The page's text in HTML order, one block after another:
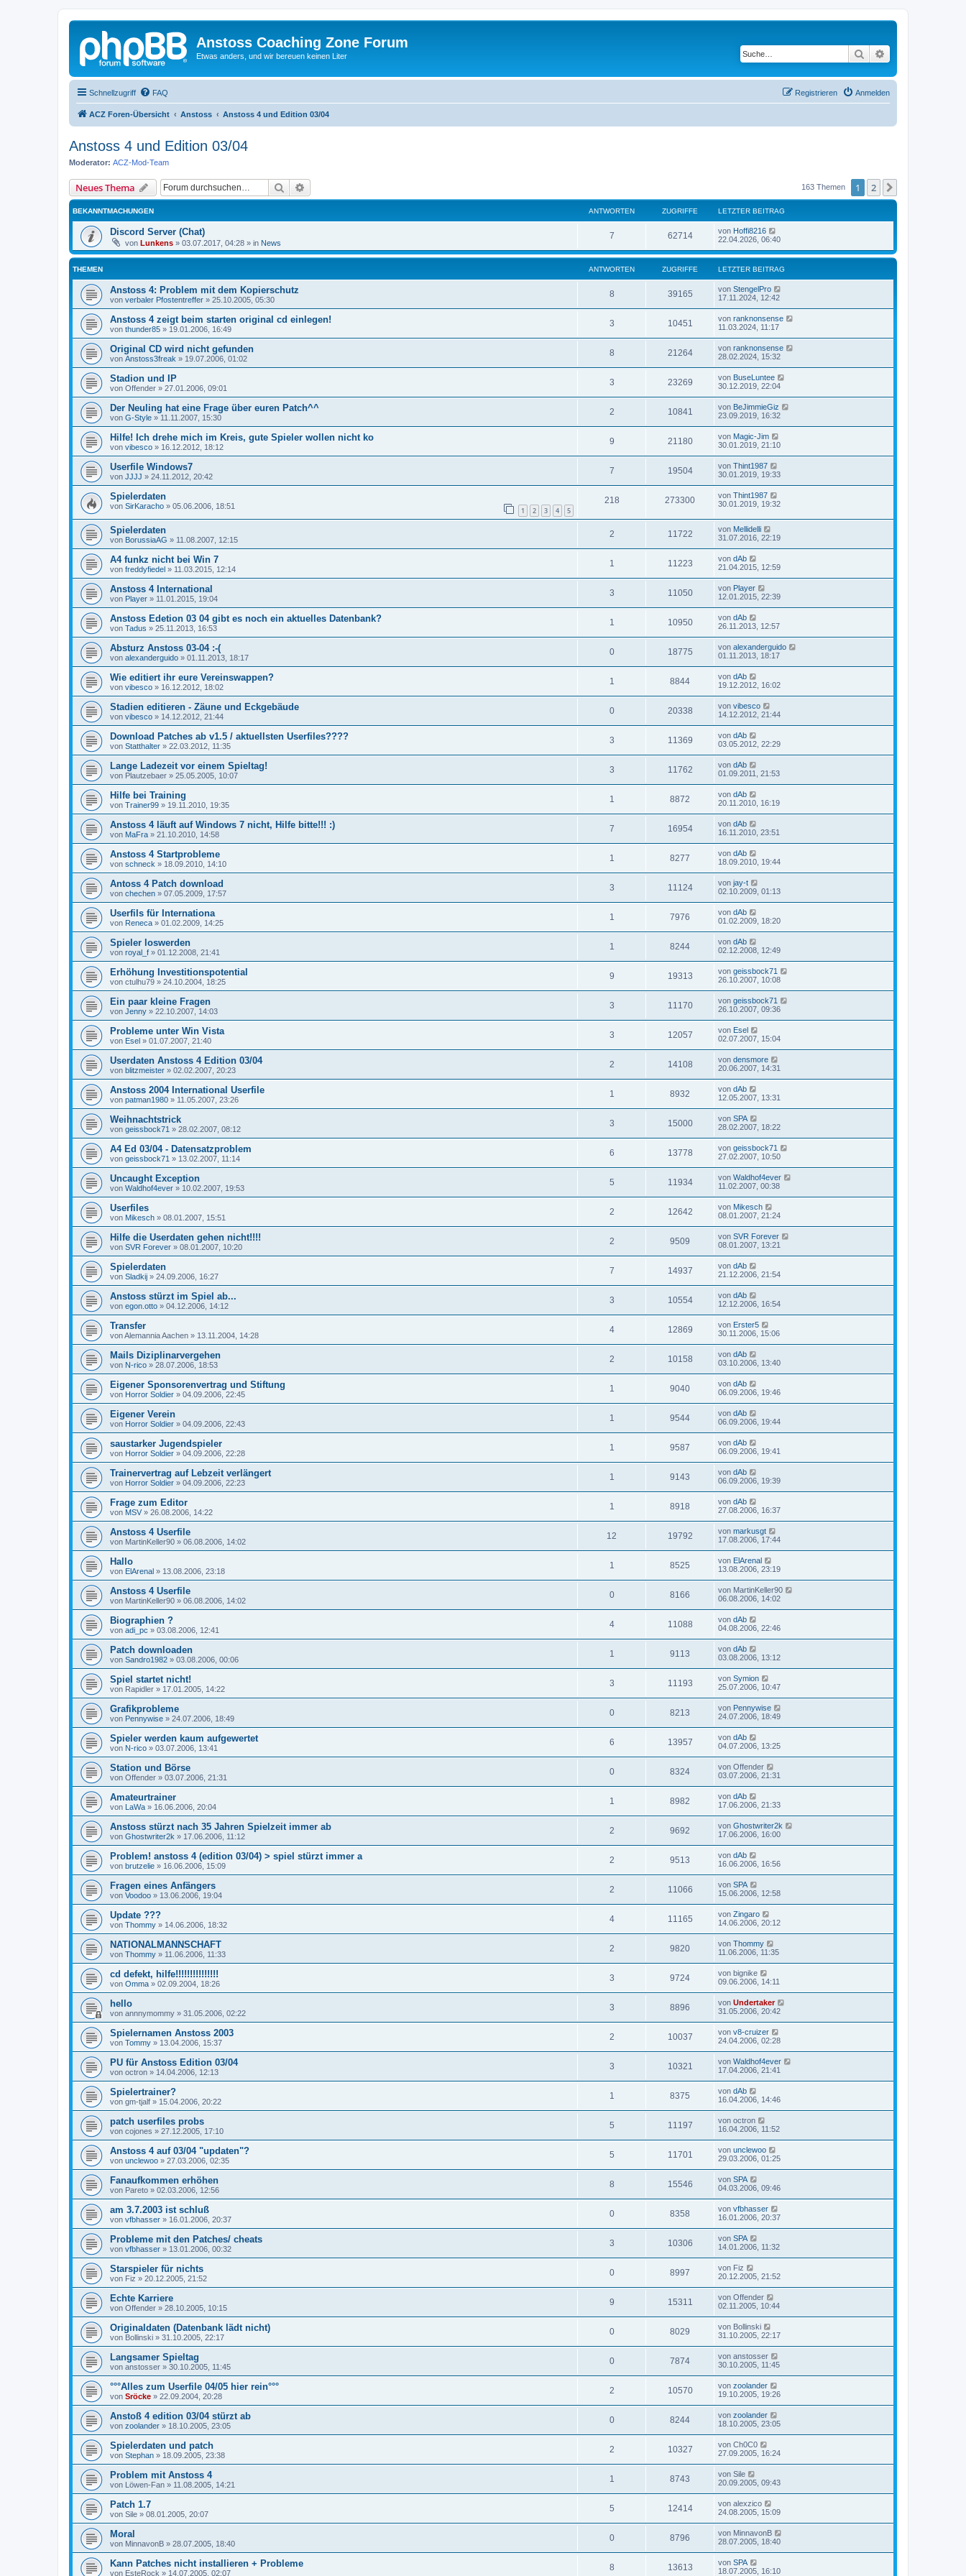
Anstoss Coaching Zone Forum
Etwas anders, und wir bereuen keinen Liter Suche
Schnellzugriff FAQ Anmelden
Registrieren
ACZ Foren-Übersicht Anstoss Anstoss 4 und Edition 03/04
Anstoss 4 und Edition 03/04
Moderator: ACZ-Mod-Team
Neues Thema Suche 163 Themen 1 2
BEKANNTMACHUNGEN ANTWORTEN ZUGRIFFE LETZTER BEITRAG
Discord Server (Chat)
von Lunkens » 03.07.2017, 04:28 » in News
7 62714 von Hoffi8216
22.04.2026, 06:40
THEMEN ANTWORTEN ZUGRIFFE LETZTER BEITRAG
Anstoss 4: Problem mit dem Kopierschutz
von verbaler Pfostentreffer » 25.10.2005, 05:30
8 39165 von StengelPro
17.11.2024, 12:42
Anstoss 4 zeigt beim starten original cd einlegen!
von thunder85 » 19.01.2006, 16:49
3 10451 von ranknonsense
11.03.2024, 11:17
Original CD wird nicht gefunden
von Anstoss3freak » 19.07.2006, 01:02
8 21264 von ranknonsense
28.02.2024, 15:32
Stadion und IP
von Offender » 27.01.2006, 09:01
3 23269 von BuseLuntee
30.12.2019, 22:04
Der Neuling hat eine Frage über euren Patch^^
von G-Style » 11.11.2007, 15:30
2 10841 von BeJimmieGiz
23.09.2019, 16:32
Hilfe! Ich drehe mich im Kreis, gute Spieler wollen nicht ko
von vibesco » 16.12.2012, 18:12
9 21180 von Magic-Jim
30.01.2019, 21:10
Userfile Windows7
von JJJJ » 24.11.2012, 20:42
7 19504 von Thint1987
30.01.2019, 19:33
Spielerdaten
von SirKaracho » 05.06.2006, 18:51 1 2 3 4 5
218 273300 von Thint1987
30.01.2019, 19:32
Spielerdaten
von BorussiaAG » 11.08.2007, 12:15
2 11722 von Mellidelli
31.07.2016, 22:19
A4 funkz nicht bei Win 7
von freddyfiedel » 11.03.2015, 12:14
1 11223 von dAb
21.04.2015, 12:59
Anstoss 4 International
von Player » 11.01.2015, 19:04
3 11050 von Player
12.01.2015, 22:39
Anstoss Edetion 03 04 gibt es noch ein aktuelles Datenbank?
von Tadus » 25.11.2013, 16:53
1 10950 von dAb
26.11.2013, 12:57
Absturz Anstoss 03-04 :-(
von alexanderguido » 01.11.2013, 18:17
0 18775 von alexanderguido
01.11.2013, 18:17
Wie editiert ihr eure Vereinswappen?
von vibesco » 16.12.2012, 18:02
1 8844 von dAb
19.12.2012, 16:02
Stadien editieren - Zäune und Eckgebäude
von vibesco » 14.12.2012, 21:44
0 20338 von vibesco
14.12.2012, 21:44
Download Patches ab v1.5 / aktuellsten Userfiles????
von Statthalter » 22.03.2012, 11:35
3 11369 von dAb
03.05.2012, 22:29
Lange Ladezeit vor einem Spieltag!
von Plautzebaer » 25.05.2005, 10:07
3 11762 von dAb
01.09.2011, 21:53
Hilfe bei Training
von Trainer99 » 19.11.2010, 19:35
1 8872 von dAb
20.11.2010, 16:19
Anstoss 4 läuft auf Windows 7 nicht, Hilfe bitte!!! :)
von MaFra » 21.10.2010, 14:58
7 16954 von dAb
16.11.2010, 23:51
Anstoss 4 Startprobleme
von schneck » 18.09.2010, 14:10
1 8277 von dAb
18.09.2010, 19:44
Antoss 4 Patch download
von chechen » 07.05.2009, 17:57
3 11124 von jay-t
02.10.2009, 01:13
Userfils für Internationa
von Reneca » 01.02.2009, 14:25
1 7976 von dAb
01.02.2009, 18:20
Spieler loswerden
von royal_f » 01.12.2008, 21:41
1 8244 von dAb
02.12.2008, 12:49
Erhöhung Investitionspotential
von ctulhu79 » 24.10.2004, 18:25
9 19313 von geissbock71
26.10.2007, 10:08
Ein paar kleine Fragen
von Jenny » 22.10.2007, 14:03
3 11170 von geissbock71
26.10.2007, 09:36
Probleme unter Win Vista
von Esel » 01.07.2007, 21:40
3 12057 von Esel
02.07.2007, 15:04
Userdaten Anstoss 4 Edition 03/04
von blitzmeister » 02.02.2007, 20:23
2 14108 von densmore
20.06.2007, 14:31
Anstoss 2004 International Userfile
von patman1980 » 11.05.2007, 23:26
1 8932 von dAb
12.05.2007, 13:31
Weihnachtstrick
von geissbock71 » 28.02.2007, 08:12
3 15000 von SPA
28.02.2007, 18:22
A4 Ed 03/04 - Datensatzproblem
von geissbock71 » 13.02.2007, 11:14
6 13778 von geissbock71
27.02.2007, 10:50
Uncaught Exception
von Waldhof4ever » 10.02.2007, 19:53
5 11934 von Waldhof4ever
11.02.2007, 00:38
Userfiles
von Mikesch » 08.01.2007, 15:51
2 12642 von Mikesch
08.01.2007, 21:24
Hilfe die Userdaten gehen nicht!!!!
von SVR Forever » 08.01.2007, 10:20
2 9509 von SVR Forever
08.01.2007, 13:21
Spielerdaten
von Sladkij » 24.09.2006, 16:27
7 14937 von dAb
21.12.2006, 21:54
Anstoss stürzt im Spiel ab...
von egon.otto » 04.12.2006, 14:12
3 10554 von dAb
12.12.2006, 16:54
Transfer
vonAlemannia Aachen » 13.11.2004, 14:28
4 12869 von Erster5
30.11.2006, 15:06
Mails Diziplinarvergehen
von N-rico » 28.07.2006, 18:53
2 10158 von dAb
03.10.2006, 13:40
Eigener Sponsorenvertrag und Stiftung
von Horror Soldier » 04.09.2006, 22:45
1 9040 von dAb
06.09.2006, 19:46
Eigener Verein
von Horror Soldier » 04.09.2006, 22:43
1 9544 von dAb
06.09.2006, 19:44
saustarker Jugendspieler
von Horror Soldier » 04.09.2006, 22:28
1 9587 von dAb
06.09.2006, 19:41
Trainervertrag auf Lebzeit verlängert
von Horror Soldier » 04.09.2006, 22:23
1 9143 von dAb
06.09.2006, 19:39
Frage zum Editor
von MSV » 26.08.2006, 14:22
1 8918 von dAb
27.08.2006, 16:37
Anstoss 4 Userfile
von MartinKeller90 » 06.08.2006, 14:02
12 19792 von markusgt
17.08.2006, 17:44
Hallo
von ElArenal » 13.08.2006, 23:18
1 8525 von ElArenal
13.08.2006, 23:19
Anstoss 4 Userfile
von MartinKeller90 » 06.08.2006, 14:02
0 8166 von MartinKeller90
06.08.2006, 14:02
Biographien ?
von adi_pc » 03.08.2006, 12:41
4 11088 von dAb
04.08.2006, 22:46
Patch downloaden
von Sandro1982 » 03.08.2006, 00:06
1 9113 von dAb
03.08.2006, 13:12
Spiel startet nicht!
von Rapidler » 17.01.2005, 14:22
3 11193 von Symion
25.07.2006, 10:47
Grafikprobleme
von Pennywise » 24.07.2006, 18:49
0 8213 von Pennywise
24.07.2006, 18:49
Spieler werden kaum aufgewertet
von N-rico » 03.07.2006, 13:41
6 13957 von dAb
04.07.2006, 13:25
Station und Börse
von Offender » 03.07.2006, 21:31
0 8324 von Offender
03.07.2006, 21:31
Amateurtrainer
von LaWa » 16.06.2006, 20:04
1 8982 von dAb
17.06.2006, 21:33
Anstoss stürzt nach 35 Jahren Spielzeit immer ab
von Ghostwriter2k » 17.06.2006, 11:12
2 9692 von Ghostwriter2k
17.06.2006, 16:00
Problem! anstoss 4 (edition 03/04) > spiel stürzt immer a
von brutzelie » 16.06.2006, 15:09
2 9513 von dAb
16.06.2006, 16:56
Fragen eines Anfängers
von Voodoo » 13.06.2006, 19:04
2 11066 von SPA
15.06.2006, 12:58
Update ???
von Thommy » 14.06.2006, 18:32
4 11165 von Zingaro
14.06.2006, 20:12
NATIONALMANNSCHAFT
von Thommy » 11.06.2006, 11:33
2 9820 von Thommy
11.06.2006, 11:35
cd defekt, hilfe!!!!!!!!!!!!!!!
von Omma » 02.09.2004, 18:26
3 9724 von bignike
09.06.2006, 14:11
hello
von annnymommy » 31.05.2006, 02:22
3 8896 von Undertaker
31.05.2006, 20:42
Spielernamen Anstoss 2003
von Tommy » 13.04.2006, 15:37
2 10037 von v8-cruizer
24.04.2006, 02:28
PU für Anstoss Edition 03/04
von octron » 14.04.2006, 12:13
3 10321 von Waldhof4ever
17.04.2006, 21:41
Spielertrainer?
von gm-tjalf » 15.04.2006, 20:22
1 8375 von dAb
16.04.2006, 14:46
patch userfiles probs
von cojones » 27.12.2005, 17:10
5 11197 von octron
16.04.2006, 11:52
Anstoss 4 auf 03/04 "updaten"?
von unclewoo » 27.03.2006, 02:35
5 11701 von unclewoo
29.03.2006, 01:25
Fanaufkommen erhöhen
von Pareto » 02.03.2006, 12:56
8 15546 von SPA
04.03.2006, 09:46
am 3.7.2003 ist schluß
von vfbhasser » 16.01.2006, 20:37
0 8358 von vfbhasser
16.01.2006, 20:37
Probleme mit den Patches/ cheats
von vfbhasser » 13.01.2006, 00:32
3 10306 von SPA
14.01.2006, 11:32
Starspieler für nichts
von Fiz » 20.12.2005, 21:52
0 8997 von Fiz
20.12.2005, 21:52
Echte Karriere
von Offender » 28.10.2005, 10:15
9 15311 von Offender
02.11.2005, 10:44
Originaldaten (Datenbank lädt nicht)
von Bollinski » 31.10.2005, 22:17
0 8029 von Bollinski
31.10.2005, 22:17
Langsamer Spieltag
von anstosser » 30.10.2005, 11:45
0 7874 von anstosser
30.10.2005, 11:45
°°°Alles zum Userfile 04/05 hier rein°°°
von Sröcke » 22.09.2004, 20:28
2 10570 von zoolander
19.10.2005, 19:26
Anstoß 4 edition 03/04 stürzt ab
von zoolander » 18.10.2005, 23:05
0 8244 von zoolander
18.10.2005, 23:05
Spielerdaten und patch
von Stephan » 18.09.2005, 23:38
2 10327 von Ch0C0
27.09.2005, 16:24
Problem mit Anstoss 4
von Löwen-Fan » 11.08.2005, 14:21
1 8743 von Sile
20.09.2005, 09:43
Patch 1.7
von Sile » 08.01.2005, 20:07
5 12414 von alexzico
24.08.2005, 15:09
Moral
von MinnavonB » 28.07.2005, 18:40
0 8796 von MinnavonB
28.07.2005, 18:40
Kann Patches nicht installieren + Probleme
von EsteRock » 14.07.2005, 02:07
8 13613 von SPA
18.07.2005, 16:10